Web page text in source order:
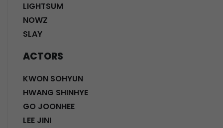
LIGHTSUM
NOWZ
SLAY
ACTORS
KWON SOHYUN
HWANG SHINHYE
GO JOONHEE
LEE JINI